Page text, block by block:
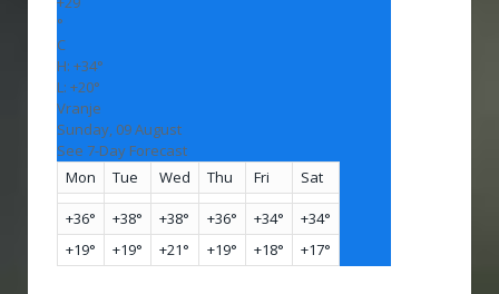
°
C
H: +34°
L: +20°
Vranje
Sunday, 09 August
See 7-Day Forecast
Mon
Tue Wed Thu Fri Sat
+36° +38° +38° +36° +34° +34°
+19° +19° +21° +19° +18° +17°